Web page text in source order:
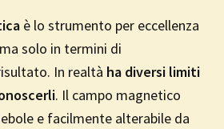
è lo strumento per eccellenza
solo in termini di
In realtà ha diversi limiti
. Il campo magnetico
e facilmente alterabile da